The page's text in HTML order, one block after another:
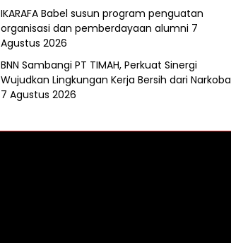
IKARAFA Babel susun program penguatan
organisasi dan pemberdayaan alumni 7
Agustus 2026
BNN Sambangi PT TIMAH, Perkuat Sinergi
Wujudkan Lingkungan Kerja Bersih dari Narkoba
7 Agustus 2026